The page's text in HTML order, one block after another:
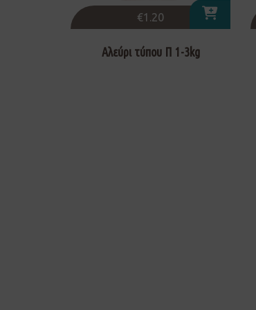
€1.20
Αλεύρι τύπου Π 1-3kg